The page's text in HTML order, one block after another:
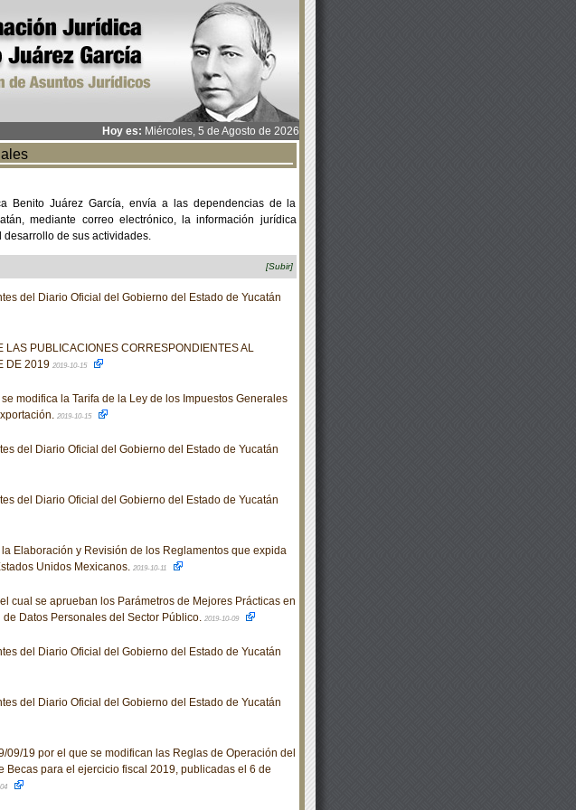
Hoy es: Miércoles, 5 de Agosto de 2026
Benito Juárez García, envía a las dependencias de la
mediante correo electrónico, la información jurídica
de sus actividades.
[Subir]
del Diario Oficial del Gobierno del Estado de Yucatán
LAS PUBLICACIONES CORRESPONDIENTES AL
DE 2019 2019-10-15
modifica la Tarifa de la Ley de los Impuestos Generales
2019-10-15
del Diario Oficial del Gobierno del Estado de Yucatán
del Diario Oficial del Gobierno del Estado de Yucatán
la Elaboración y Revisión de los Reglamentos que expida
Unidos Mexicanos. 2019-10-11
cual se aprueban los Parámetros de Mejores Prácticas en
de Datos Personales del Sector Público. 2019-10-09
del Diario Oficial del Gobierno del Estado de Yucatán
del Diario Oficial del Gobierno del Estado de Yucatán
09/19 por el que se modifican las Reglas de Operación del
Becas para el ejercicio fiscal 2019, publicadas el 6 de